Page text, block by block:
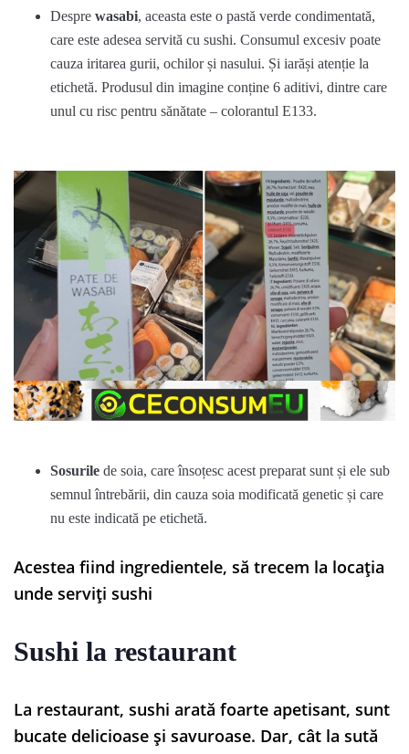
Despre wasabi, aceasta este o pastă verde condimentată,
care este adesea servită cu sushi. Consumul excesiv poate
cauza iritarea gurii, ochilor și nasului. Și iarăși atenție la
etichetă. Produsul din imagine conține 6 aditivi, dintre care
unul cu risc pentru sănătate – colorantul E133.
Sosurile de soia, care însoțesc acest preparat sunt și ele sub
semnul întrebării, din cauza soia modificată genetic și care
nu este indicată pe etichetă.
Acestea fiind ingredientele, să trecem la locația
unde serviți sushi
Sushi la restaurant
La restaurant, sushi arată foarte apetisant, sunt
bucate delicioase și savuroase. Dar, cât la sută